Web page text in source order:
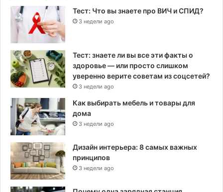
Тест: Что вы знаете про ВИЧ и СПИД?
3 недели ago
Тест: знаете ли вы все эти факты о
здоровье — или просто слишком
уверенно верите советам из соцсетей?
3 недели ago
Как выбирать мебель и товары для
дома
3 недели ago
Дизайн интерьера: 8 самых важных
принципов
3 недели ago